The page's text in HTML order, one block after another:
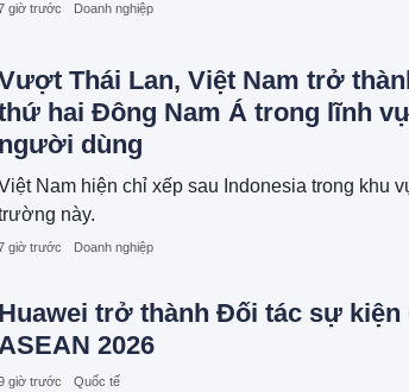
giờ trước Doanh nghiệp
Thái Lan, Việt Nam trở
hai Đông Nam Á trong lĩnh
người dùng
Nam hiện chỉ xếp sau Indonesia trong khu
này.
giờ trước Doanh nghiệp
Huawei trở thành Đối tác sự kiện
2026
giờ trước Quốc tế